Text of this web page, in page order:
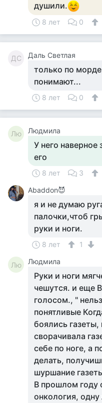
душили.
8 лет 0
ДС Даль Светлая
только по
понимают...
8 лет 0
Лю Людмила
У него наверное
его
8 лет 3
Abaddon😈
я и не думаю
палочки,чтоб
руки и ноги.
8 лет 1
Лю Людмила
Руки и ноги
чешутся. и еще
голосом., "
понятливые
боялись газеты,
сворачивала
себе по ноге, а
делать,
шуршание
В прошлом году
онкология,